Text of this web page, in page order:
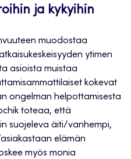
ja kykyihin
muodostaa
ytimen
asioista muistaa
kokevat
ongelman helpottamisesta
toteaa, että
suojeleva äiti/vanhempi,
elämän
myös monia